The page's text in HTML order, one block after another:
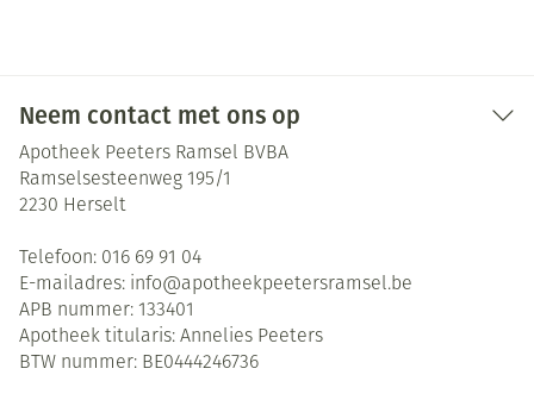
Neem contact met ons op
Apotheek Peeters Ramsel BVBA
Ramselsesteenweg 195/1
2230 Herselt
Telefoon: 016 69 91 04
E-mailadres: info@apotheekpeetersramsel.be
APB nummer: 133401
Apotheek titularis: Annelies Peeters
BTW nummer: BE0444246736